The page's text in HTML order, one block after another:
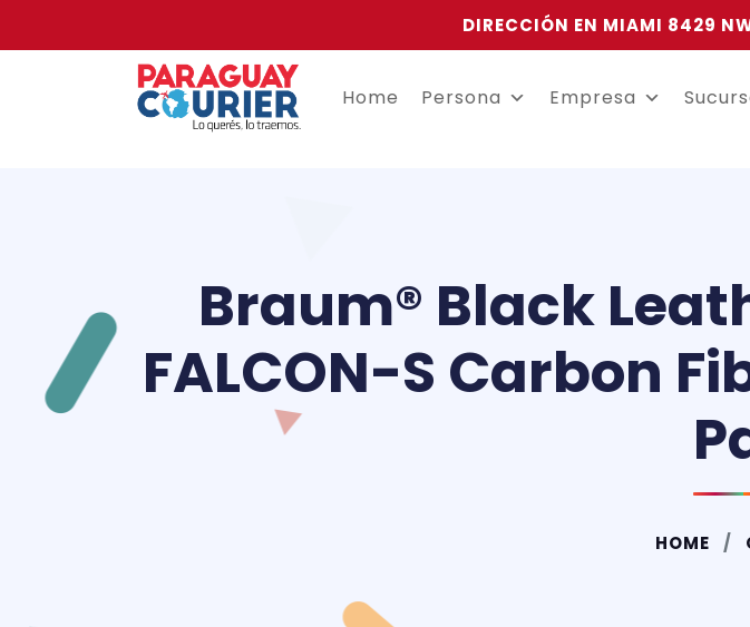
DIRECCIÓN EN MIAMI 8429
Home Persona Empresa
Braum® Black
FALCON-S Carbon
HOME